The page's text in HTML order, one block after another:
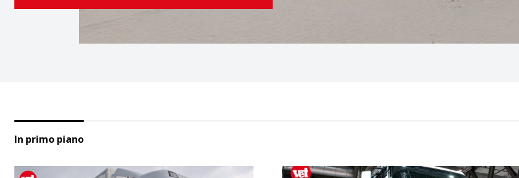
In primo piano